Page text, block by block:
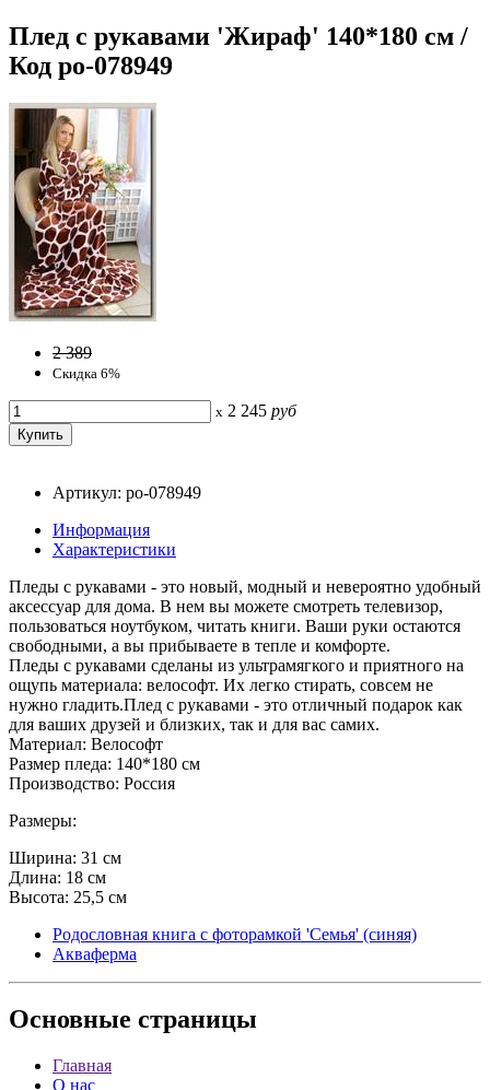
Плед с рукавами 'Жираф' 140*180 см /
Код po-078949
2 389
Скидка 6%
x 2 245 руб
Артикул: po-078949
Информация
Характеристики
Пледы с рукавами - это новый, модный и невероятно удобный
аксессуар для дома. В нем вы можете смотреть телевизор,
пользоваться ноутбуком, читать книги. Ваши руки остаются
свободными, а вы прибываете в тепле и комфорте.
Пледы с рукавами сделаны из ультрамягкого и приятного на
ощупь материала: велософт. Их легко стирать, совсем не
нужно гладить.Плед с рукавами - это отличный подарок как
для ваших друзей и близких, так и для вас самих.
Материал: Велософт
Размер пледа: 140*180 см
Производство: Россия
Размеры:
Ширина: 31 см
Длина: 18 см
Высота: 25,5 см
Родословная книга с фоторамкой 'Семья' (синяя)
Акваферма
Основные страницы
Главная
О нас